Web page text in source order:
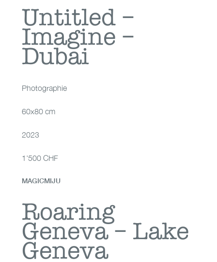
Untitled – Imagine –
Dubai
Untitled –
Imagine –
Dubai
Photographie
60x80 cm
2023
1'500 CHF
Roaring Geneva –
Lake Geneva
MAGICMIJU
Roaring
Geneva – Lake
Geneva